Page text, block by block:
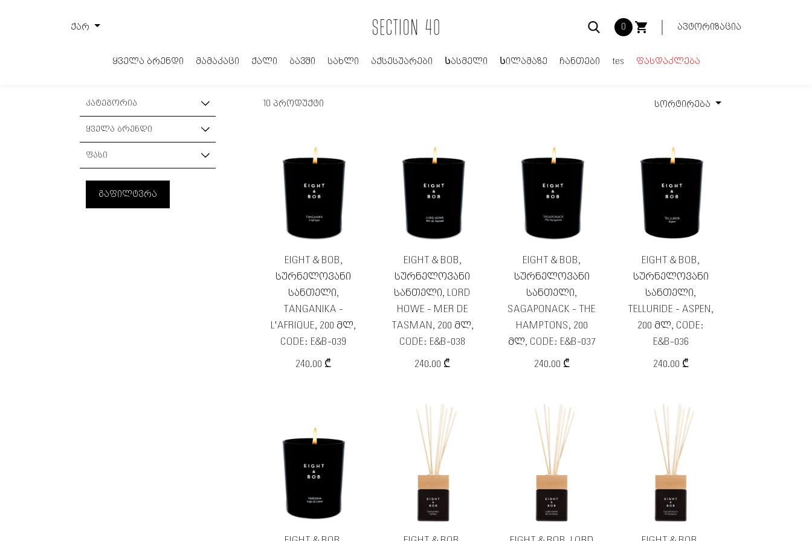
ქარ 0 ავტორიზაცია
ყველა ბრენდი მამაკაცი ქალი ბავში სახლი აქსესუარები Სასმელი Სილამაზე ჩანთები tes ფასდაკლება
კატეგორია
ჩხირიანი დიფუზორები
სურნელოვანი სანთლები
ყველა ბრენდი
EIGHT & BOB
RPL PARFUMS
ფასი
გაფილტვრა
10 პროდუქტი სორტირება
EIGHT & BOB,
ᲡᲣᲠᲜᲔᲚᲝᲕᲐᲜᲘ
ᲡᲐᲜᲗᲔᲚᲘ,
TANGANIKA -
L'AFRIQUE, 200 ᲛᲚ,
CODE: E&B-039
240.00 ₾
EIGHT & BOB,
ᲡᲣᲠᲜᲔᲚᲝᲕᲐᲜᲘ
ᲡᲐᲜᲗᲔᲚᲘ, LORD
HOWE - MER DE
TASMAN, 200 ᲛᲚ,
CODE: E&B-038
240.00 ₾
EIGHT & BOB,
ᲡᲣᲠᲜᲔᲚᲝᲕᲐᲜᲘ
ᲡᲐᲜᲗᲔᲚᲘ,
SAGAPONACK - THE
HAMPTONS, 200
ᲛᲚ, CODE: E&B-037
240.00 ₾
EIGHT & BOB,
ᲡᲣᲠᲜᲔᲚᲝᲕᲐᲜᲘ
ᲡᲐᲜᲗᲔᲚᲘ,
TELLURIDE - ASPEN,
200 ᲛᲚ, CODE:
E&B-036
240.00 ₾